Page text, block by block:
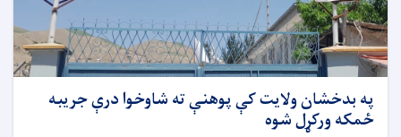
په بدخشان ولایت کې پوهنې ته شاوخوا درې جریبه
ځمکه ورکړل شوه